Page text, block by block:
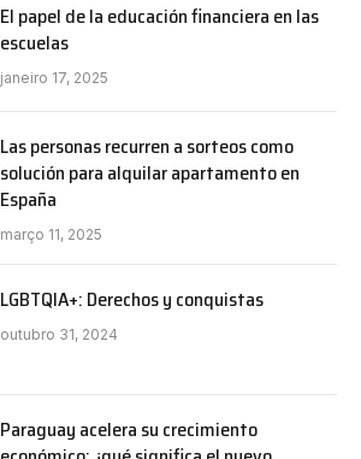
El papel de la educación financiera en las
escuelas
janeiro 17, 2025
Las personas recurren a sorteos como
solución para alquilar apartamento en
España
março 11, 2025
LGBTQIA+: Derechos y conquistas
outubro 31, 2024
Paraguay acelera su crecimiento